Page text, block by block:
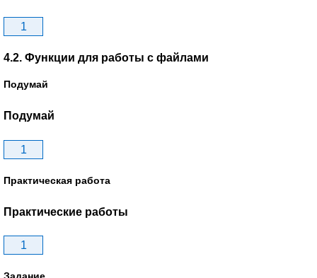
1
4.2. Функции для работы с файлами
Подумай
Подумай
1
Практическая работа
Практические работы
1